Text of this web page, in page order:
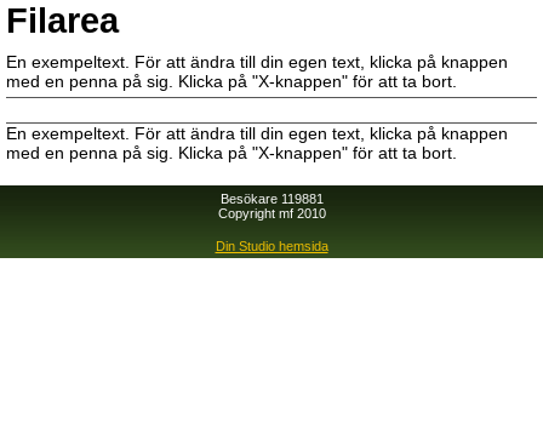
Filarea
En exempeltext. För att ändra till din egen text, klicka på knappen
med en penna på sig. Klicka på "X-knappen" för att ta bort.
En exempeltext. För att ändra till din egen text, klicka på knappen
med en penna på sig. Klicka på "X-knappen" för att ta bort.
Besökare 119881
Copyright mf 2010
Din Studio hemsida